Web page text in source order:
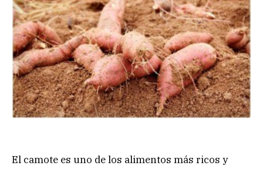
El camote es uno de los alimentos más ricos y